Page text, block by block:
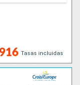
Tasas incluidas